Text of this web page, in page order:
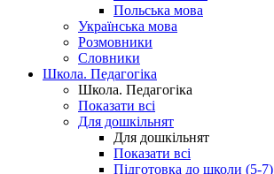
Польська мова
Українська мова
Розмовники
Словники
Школа. Педагогіка
Школа. Педагогіка
Показати всі
Для дошкільнят
Для дошкільнят
Показати всі
Підготовка до школи (5-7)